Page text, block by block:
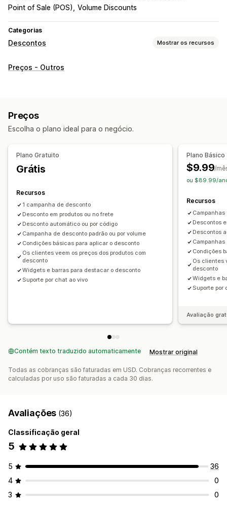
Point of Sale (POS)
Volume Discounts
Categorias
Descontos Mostrar os recursos
Tipos de descontos
Preços de atacado
Descontos no checkout
Presentes
Descontos de cross-sell
Descontos personalizados
Gerenciamento de descontos
Ferramenta de edição Edição em massa
Campanhas
Acionadores e regras Agrupamento de descontos
Automações
Definição de público-alvo Marcação com tag
Preços - Outros
Preços
Escolha o plano ideal para o negócio.
Plano Gratuito
Grátis
Recursos
1 campanha de desconto
Desconto em produtos ou no frete
Desconto automático ou por código
Campanha de desconto padrão ou por volume
Condições básicas para aplicar o desconto
Os clientes veem os preços dos produtos com
desconto
Widgets e barras para destacar o desconto
Suporte por chat ao vivo
Plano Básico
$9.99/
ou $89.99/
Recursos
Descontos
Descontos
Condições
Os clientes
desconto
Widgets e
Suporte por
Avaliação
Contém texto traduzido automaticamente Mostrar original
Todas as cobranças são faturadas em USD. Cobranças recorrentes e
calculadas por uso são faturadas a cada 30 dias.
Avaliações (36)
Classificação geral
5
5
36
4
0
3
0